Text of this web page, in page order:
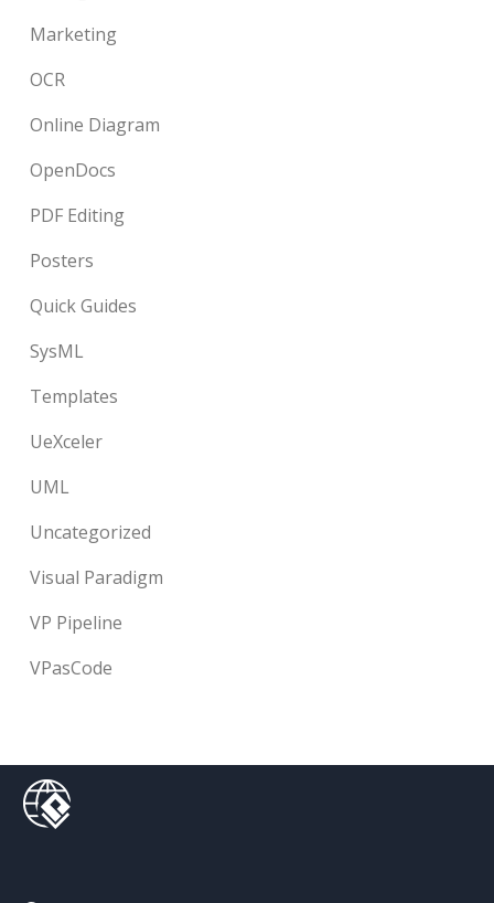
Marketing
OCR
Online Diagram
OpenDocs
PDF Editing
Posters
Quick Guides
SysML
Templates
UeXceler
UML
Uncategorized
Visual Paradigm
VP Pipeline
VPasCode